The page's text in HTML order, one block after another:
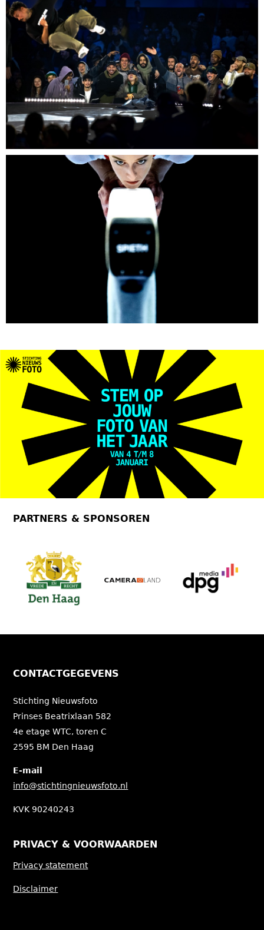
PARTNERS & SPONSOREN
CONTACTGEGEVENS
Stichting Nieuwsfoto
Prinses Beatrixlaan 582
4e etage WTC, toren C
2595 BM Den Haag
E-mail
info@stichtingnieuwsfoto.nl
KVK 90240243
PRIVACY & VOORWAARDEN
Privacy statement
Disclaimer